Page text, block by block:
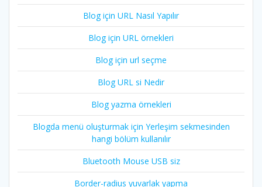
Blog için URL Nasıl Yapılır
Blog için URL örnekleri
Blog için url seçme
Blog URL si Nedir
Blog yazma örnekleri
Blogda menü oluşturmak için Yerleşim sekmesinden
hangi bölüm kullanılır
Bluetooth Mouse USB siz
Border-radius yuvarlak yapma